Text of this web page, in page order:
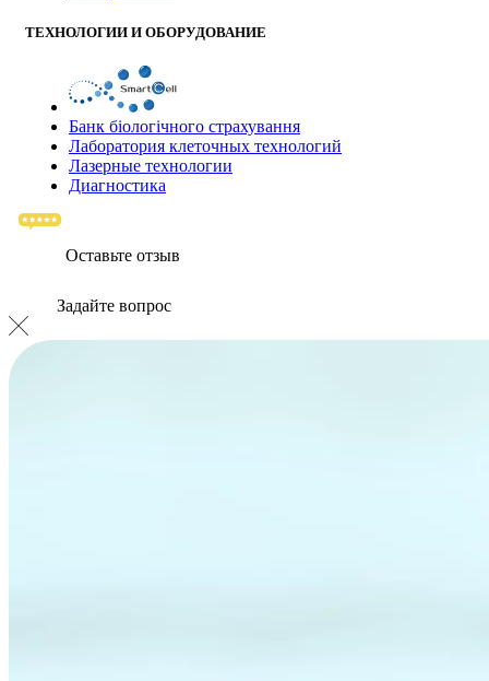
ТЕХНОЛОГИИ И ОБОРУДОВАНИЕ
Банк бiологiчного страхування
Лаборатория клеточных технологий
Лазерные технологии
Диагностика
Оставьте отзыв
Задайте вопрос